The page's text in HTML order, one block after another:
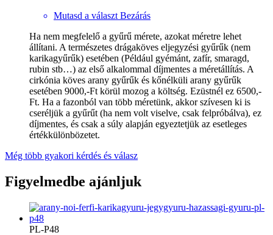
Mutasd a választ Bezárás
Ha nem megfelelő a gyűrű mérete, azokat méretre lehet
állítani. A természetes drágaköves eljegyzési gyűrűk (nem
karikagyűrűk) esetében (Például gyémánt, zafír, smaragd,
rubin stb…) az első alkalommal díjmentes a méretállítás. A
cirkónia köves arany gyűrűk és kőnélküli arany gyűrűk
esetében 9000,-Ft körül mozog a költség. Ezüstnél ez 6500,-
Ft. Ha a fazonból van több méretünk, akkor szívesen ki is
cseréljük a gyűrűt (ha nem volt viselve, csak felpróbálva), ez
díjmentes, és csak a súly alapján egyeztetjük az esetleges
értékkülönbözetet.
Még több gyakori kérdés és válasz
Figyelmedbe ajánljuk
PL-P48